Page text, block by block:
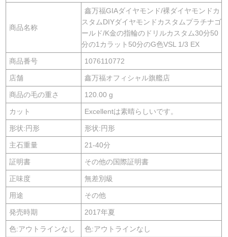
商品名称
鑫万福GIAダイヤモンド/裸ダイヤモンドカ
スタムDIYダイヤモンドカスタムプラチナゴ
ールド/K金の指輪のドリルカスタム30分50
分の1カラット50分のG色VSL 1/3 EX
商品番号 1076110772
店舗 鑫万福オフィシャル旗艦店
商品の毛の重さ 120.00 g
カット Excellentは素晴らしいです。
形状:円形 形状:円形
主石重量 21-40分
証明書 その他の国際証明書
正味度 無差別級
用途 その他
発売時期 2017年夏
色:アウトラインなし 色:アウトラインなし